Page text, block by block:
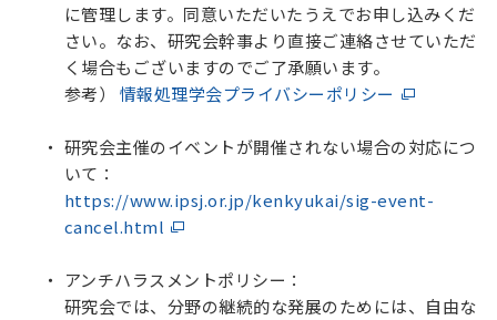
に管理します。同意いただいたうえでお申し込みくだ
さい。なお、研究会幹事より直接ご連絡させていただ
く場合もございますのでご了承願います。
参考） 情報処理学会プライバシーポリシー
研究会主催のイベントが開催されない場合の対応につ
いて：
https://www.ipsj.or.jp/kenkyukai/sig-event-
cancel.html
アンチハラスメントポリシー：
研究会では、分野の継続的な発展のためには、自由な